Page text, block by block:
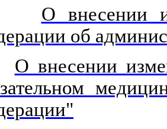
О внесении
об
О внесении